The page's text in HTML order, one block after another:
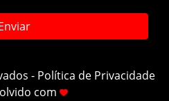
- Política de Privacidade
com